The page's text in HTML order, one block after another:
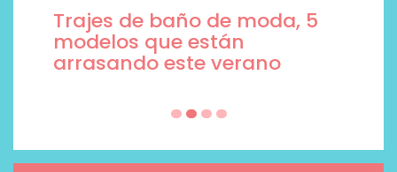
Trajes de baño de moda, 5
modelos que están
arrasando este verano